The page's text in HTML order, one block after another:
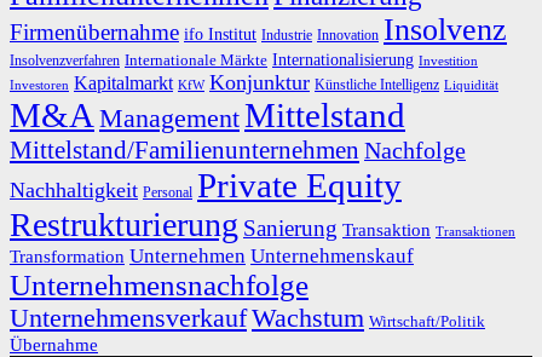
Firmenübernahme ifo Institut Industrie Innovation Insolvenz
Insolvenzverfahren Internationale Märkte Internationalisierung Investition
Investoren Kapitalmarkt KfW Konjunktur Künstliche Intelligenz Liquidität
M&A ManagementMittelstand
Mittelstand/Familienunternehmen Nachfolge
Nachhaltigkeit Personal Private Equity
Restrukturierung Sanierung Transaktion Transaktionen
Transformation Unternehmen Unternehmenskauf
Unternehmensnachfolge
UnternehmensverkaufWachstum Wirtschaft/Politik
Übernahme